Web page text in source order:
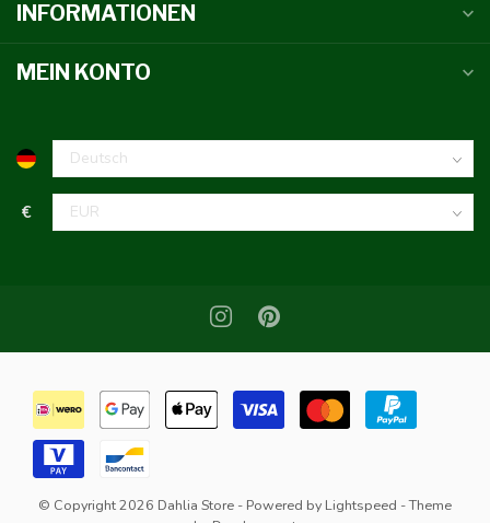
INFORMATIONEN
MEIN KONTO
€
© Copyright 2026 Dahlia Store - Powered by Lightspeed - Theme